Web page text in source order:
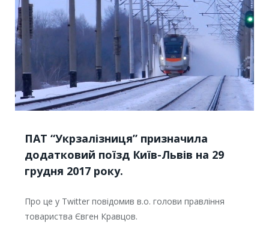
ПАТ “Укрзалізниця” призначила
додатковий поїзд Київ-Львів на 29
грудня 2017 року.
Про це у Twitter повідомив в.о. голови правління
товариства Євген Кравцов.